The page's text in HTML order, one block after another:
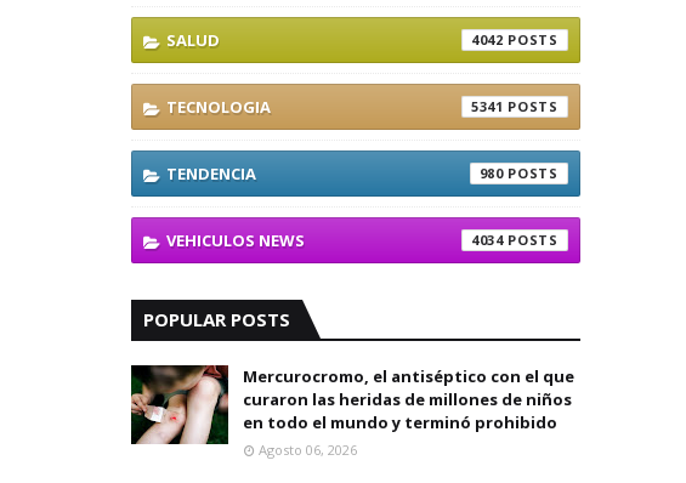
SALUD 4042
TECNOLOGIA 5341
TENDENCIA 980
VEHICULOS NEWS 4034
POPULAR POSTS
Mercurocromo, el antiséptico con el que
curaron las heridas de millones de niños
en todo el mundo y terminó prohibido
Agosto 06, 2026